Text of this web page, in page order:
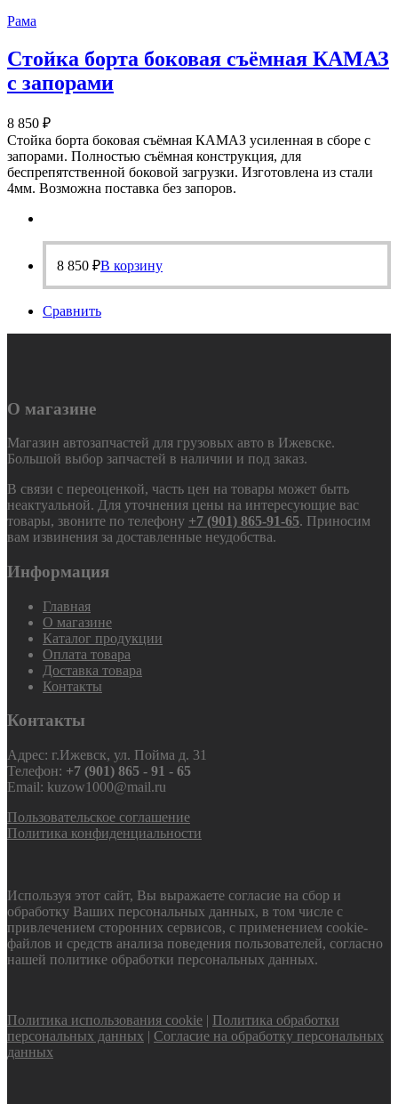
Рама
Стойка борта боковая съёмная КАМАЗ
с запорами
8 850 ₽
Стойка борта боковая съёмная КАМАЗ усиленная в сборе с
запорами. Полностью съёмная конструкция, для
беспрепятственной боковой загрузки. Изготовлена из стали
4мм. Возможна поставка без запоров.
8 850 ₽В корзину
Сравнить
О магазине
Магазин автозапчастей для грузовых авто в Ижевске.
Большой выбор запчастей в наличии и под заказ.
В связи с переоценкой, часть цен на товары может быть
неактуальной. Для уточнения цены на интересующие вас
товары, звоните по телефону +7 (901) 865-91-65. Приносим
вам извинения за доставленные неудобства.
Информация
Главная
О магазине
Каталог продукции
Оплата товара
Доставка товара
Контакты
Контакты
Адрес: г.Ижевск, ул. Пойма д. 31
Телефон: +7 (901) 865 - 91 - 65
Email: kuzow1000@mail.ru
Пользовательское соглашение
Политика конфиденциальности
Используя этот сайт, Вы выражаете согласие на сбор и
обработку Ваших персональных данных, в том числе с
привлечением сторонних сервисов, с применением cookie-
файлов и средств анализа поведения пользователей, согласно
нашей политике обработки персональных данных.
Политика использования cookie | Политика обработки
персональных данных | Согласие на обработку персональных
данных